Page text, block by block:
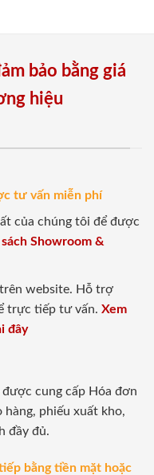
bảo bằng giá
hiệu
tư vấn miễn phí
của chúng tôi để được
Showroom &
website. Hỗ trợ
trực tiếp tư vấn. Xem
đây
được cung cấp Hóa đơn
hàng, phiếu xuất kho,
đầy đủ.
bằng tiền mặt hoặc